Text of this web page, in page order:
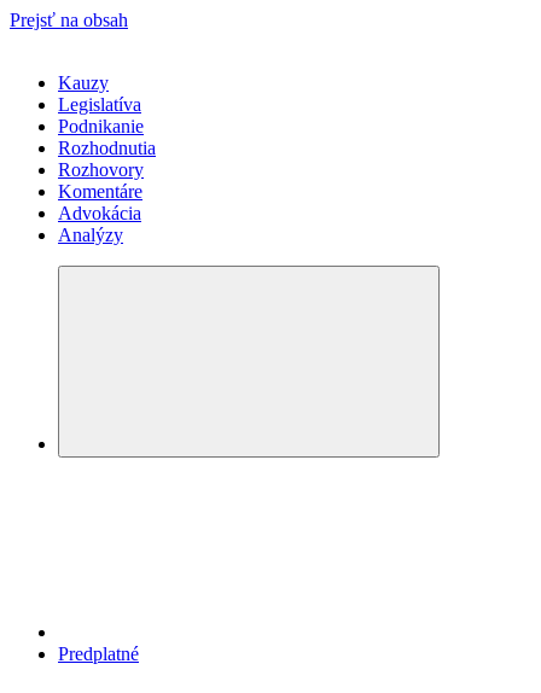
Prejsť na obsah
Kauzy
Legislatíva
Podnikanie
Rozhodnutia
Rozhovory
Komentáre
Advokácia
Analýzy
Predplatné